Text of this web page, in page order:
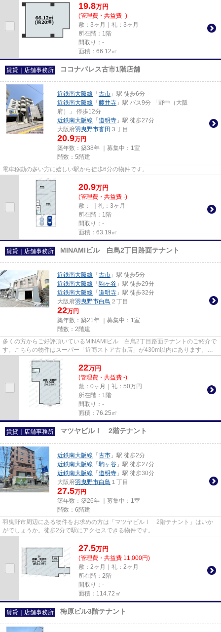
19.8万円
(管理費・共益費 -)
敷：3ヶ月｜礼：3ヶ月
所在階：1階
間取り：-
面積：66.12㎡
賃貸｜店舗事務所 ココナパレス古市1階店舗
近鉄南大阪線 「 古市 」駅 徒歩6分
近鉄南大阪線 「 藤井寺 」駅 バス9分 「野中（大阪
府）」 停歩12分
近鉄南大阪線 「 道明寺 」駅 徒歩27分
大阪府羽曳野市誉田 ３丁目
20.9万円
築年数：築38年 ｜募集中： 1室
階数：5階建
電車移動の多い方に嬉しい駅から徒歩6分の物件です。
20.9万円
(管理費・共益費 -)
敷：-｜礼：3ヶ月
所在階：1階
間取り：-
面積：63.19㎡
賃貸｜店舗事務所 MINAMIビル 白鳥2丁目路面テナント
近鉄南大阪線 「 古市 」駅 徒歩5分
近鉄南大阪線 「駒ヶ谷 」駅 徒歩29分
近鉄南大阪線 「 道明寺 」駅 徒歩32分
大阪府羽曳野市白鳥 ２丁目
22万円
築年数：築21年 ｜募集中： 1室
階数：2階建
多くの方からご好評頂いているMINAMIビル 白鳥2丁目路面テナントのご紹介で
す。こちらの物件はスーパー「近商ストア古市店」が430m以内にあります。周
辺には、徒歩5分で利用できる駅...
22万円
(管理費・共益費 -)
敷：0ヶ月｜礼：50万円
所在階：1階
間取り：-
面積：76.25㎡
賃貸｜店舗事務所 マツヤビルⅠ 2階テナント
近鉄南大阪線 「 古市 」駅 徒歩2分
近鉄南大阪線 「駒ヶ谷 」駅 徒歩27分
近鉄南大阪線 「 道明寺 」駅 徒歩30分
大阪府羽曳野市白鳥 １丁目
27.5万円
築年数：築26年 ｜募集中： 1室
階数：6階建
羽曳野市周辺にある物件をお求めの方は「マツヤビルⅠ 2階テナント」はいか
がでしょうか。徒歩2分で駅にアクセスできる物件です。
27.5万円
(管理費・共益費 11,000円)
敷：2ヶ月｜礼：2ヶ月
所在階：2階
間取り：-
面積：114.72㎡
賃貸｜店舗事務所 梅原ビル3階テナント